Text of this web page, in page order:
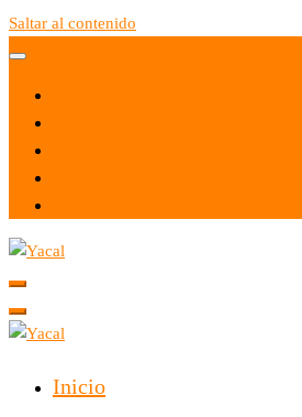
Saltar al contenido
Yacal micro hosting
Inicio